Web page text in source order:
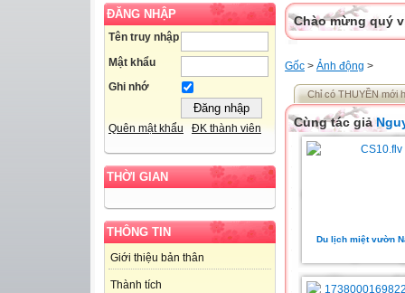
ĐĂNG NHẬP
Tên truy nhập
Mật khẩu
Ghi nhớ
Quên mật khẩu ĐK thành viên
THỜI GIAN
THÔNG TIN
Giới thiệu bản thân
Thành tích
Chào mừng quý
Gốc > Ảnh động >
Chỉ có THUYỀN mới
Cùng tác giả
Du lịch miệt vườn